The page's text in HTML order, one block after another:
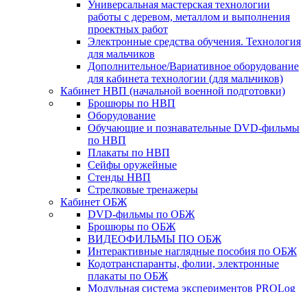
Универсальная мастерская технологии
работы с деревом, металлом и выполнения
проектных работ
Электронные средства обучения. Технология
для мальчиков
Дополнительное/Вариативное оборудование
для кабинета технологии (для мальчиков)
Кабинет НВП (начальной военной подготовки)
Брошюры по НВП
Оборудование
Обучающие и познавательные DVD-фильмы
по НВП
Плакаты по НВП
Сейфы оружейные
Стенды НВП
Стрелковые тренажеры
Кабинет ОБЖ
DVD-фильмы по ОБЖ
Брошюры по ОБЖ
ВИДЕОФИЛЬМЫ ПО ОБЖ
Интерактивные наглядные пособия по ОБЖ
Кодотранспаранты, фолии, электронные
плакаты по ОБЖ
Модульная система экспериментов PROLog